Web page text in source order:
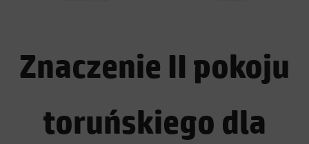
Znaczenie II pokoju
toruńskiego dla